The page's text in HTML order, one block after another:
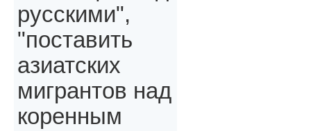
русскими",
"поставить
азиатских
мигрантов над
коренным